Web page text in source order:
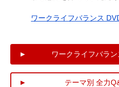
ワークライフバランス
ワークライフバラ
テーマ別 全力